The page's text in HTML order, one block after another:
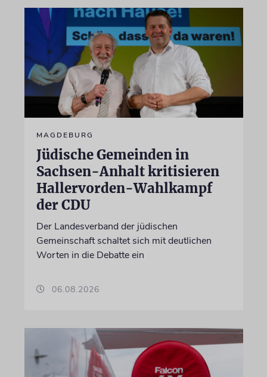
MAGDEBURG
Jüdische Gemeinden in
Sachsen-Anhalt kritisieren
Hallervorden-Wahlkampf
der CDU
Der Landesverband der jüdischen
Gemeinschaft schaltet sich mit deutlichen
Worten in die Debatte ein
06.08.2026